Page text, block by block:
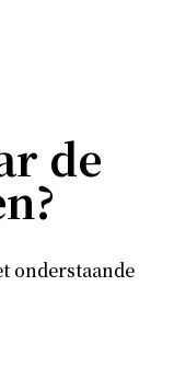
de
onderstaande